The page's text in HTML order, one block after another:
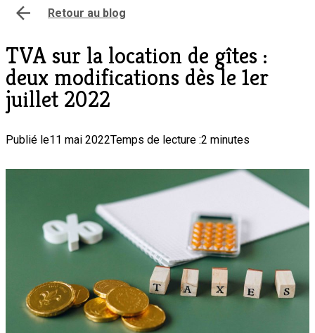
Retour au blog
TVA sur la location de gîtes :
deux modifications dès le 1er
juillet 2022
Publié le11 mai 2022Temps de lecture :2 minutes